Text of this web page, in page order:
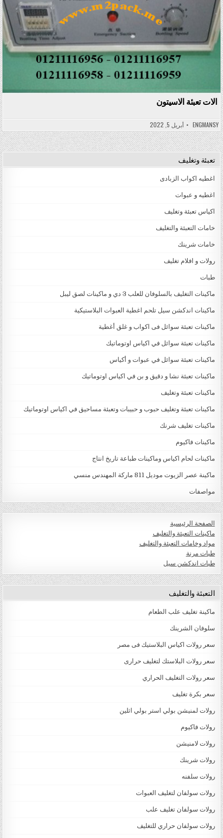
الات تعبئة الاسيتون
ENGMANSY أبريل 5, 2022
تعبئة وتغليف
اغطيه اكواب الزبادى
اغطيه و عبوات
اكياس تعبئة وتغليف
خامات التعبئة والتغليف
خامات شرينك
رولات و افلام تغليف
طبات
ماكينات التغليف بالسلوفان للعلب 3 دي و ماكينات لصق ليبل
ماكينات اندكشن سيل تلحم اغطية العبوات البلاستيكية
ماكينات تعبئة سوائل فى اكواب و غلق أغطية
ماكينات تعبئة سوائل في اكياس اوتوماتيك
ماكينات تعبئة سوائل في عبوات و أكياس
ماكينات تعبئة نشا و دقيق و بن في اكياس اوتوماتيك
ماكينات تعبئة وتغليف
ماكينات تعبئة وتغليف حبوب و حبيبات وتعبئة مساحيق في اكياس اوتوماتيك
ماكينات تغليف شرنك
ماكينات فاكيوم
ماكينات لحام اكياس وماكينات طباعة تاريخ انتاج
ماكينة عصر الزيوت موديل 811 ماركة المهندس منسي
مواصفات
الصفحة الرئيسية
ماكينات التعبئة والتغليف
مواد وخامات التعبئة والتغليف
طبات مرنة
طبات اندكشن سيل
التعبئة والتغليف
ماكينة تغليف علب الطعام
سلوفان الشرينك
سعر رولات اكياس البلاستيك فى مصر
سعر رولات البلاستك لتغليف حرارى
سعر رولات التغليف الحراري
سعر بكرة تغليف
رولات لمنيشن بولي استر بولي اثلين
رولات فاكيوم
رولات لامنيشن
رولات شرينك
رولات سلفنه
رولات سولفان لتغليف العبوات
رولات سولفان تغليف علب
رولات سولفان حراري للتغليف